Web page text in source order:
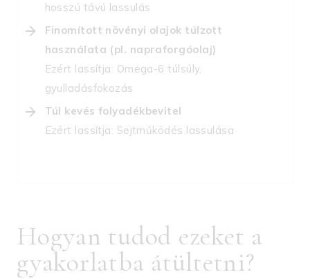
hosszú távú lassulás
Finomított növényi olajok túlzott
használata (pl. napraforgóolaj)
Ezért lassítja: Omega-6 túlsúly,
gyulladásfokozás
Túl kevés folyadékbevitel
Ezért lassítja: Sejtműködés lassulása
Hogyan tudod ezeket a
gyakorlatba átültetni?